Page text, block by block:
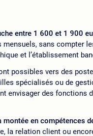
entre 1 600 et 1 900
sans compter
et l’établissement
possibles vers des
spécialisés ou de
envisager des fonctions
montée en compétences
la relation client ou